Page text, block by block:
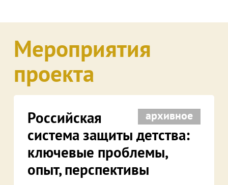
Мероприятия
проекта
архивное
Российская
система защиты детства:
ключевые проблемы,
опыт, перспективы